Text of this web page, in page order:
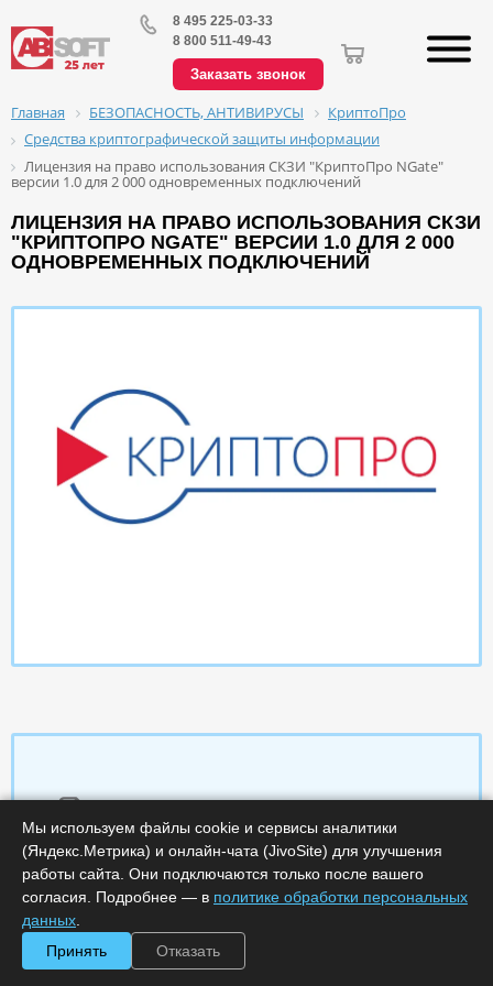
8 495 225-03-33
8 800 511-49-43
Заказать звонок
Главная БЕЗОПАСНОСТЬ, АНТИВИРУСЫ
КриптоПро
Средства криптографической защиты информации
Лицензия на право использования СКЗИ "КриптоПро NGate"
версии 1.0 для 2 000 одновременных подключений
ЛИЦЕНЗИЯ НА ПРАВО ИСПОЛЬЗОВАНИЯ СКЗИ
"КРИПТОПРО NGATE" ВЕРСИИ 1.0 ДЛЯ 2 000
ОДНОВРЕМЕННЫХ ПОДКЛЮЧЕНИЙ
Срок поставки, дней :
Минимальное количество лицензий :1
Код :0000-369536
Обработка заказа :
Мы используем файлы cookie и сервисы аналитики
(Яндекс.Метрика) и онлайн-чата (JivoSite) для улучшения
работы сайта. Они подключаются только после вашего
согласия. Подробнее — в политике обработки персональных
данных
Принять
Отказать